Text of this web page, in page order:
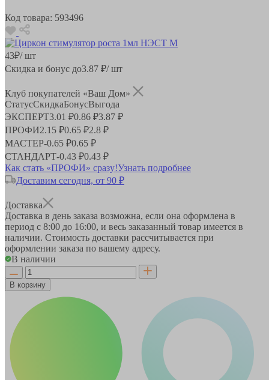
Код товара: 593496
43₽/ шт
Скидка и бонус до3.87 ₽/ шт
Клуб покупателей «Ваш Дом»
СтатусСкидкаБонусВыгода
ЭКСПЕРТ3.01 ₽0.86 ₽3.87 ₽
ПРОФИ2.15 ₽0.65 ₽2.8 ₽
МАСТЕР-0.65 ₽0.65 ₽
СТАНДАРТ-0.43 ₽0.43 ₽
Как стать «ПРОФИ» сразу!Узнать подробнее
Доставим сегодня, от 90 ₽
Доставка
Доставка в день заказа возможна, если она оформлена в
период с 8:00 до 16:00, и весь заказанный товар имеется в
наличии. Стоимость доставки рассчитывается при
оформлении заказа по вашему адресу.
В наличии
В корзину